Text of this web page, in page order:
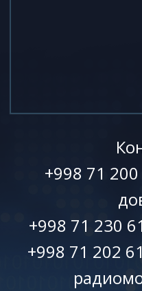
+998 71
+998 71 230
+998 71 202